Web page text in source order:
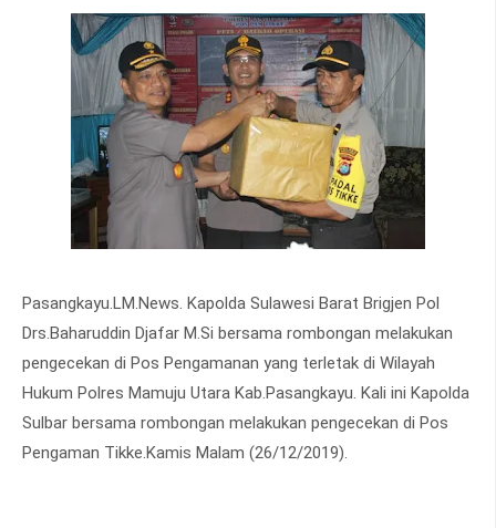
Pasangkayu.LM.News. Kapolda Sulawesi Barat Brigjen Pol
Drs.Baharuddin Djafar M.Si bersama rombongan melakukan
pengecekan di Pos Pengamanan yang terletak di Wilayah
Hukum Polres Mamuju Utara Kab.Pasangkayu. Kali ini Kapolda
Sulbar bersama rombongan melakukan pengecekan di Pos
Pengaman Tikke.Kamis Malam (26/12/2019).